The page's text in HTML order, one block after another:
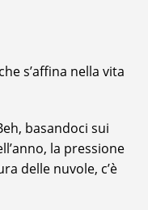
s’affina nella vita
basandoci sui
la pressione
delle nuvole, c’è